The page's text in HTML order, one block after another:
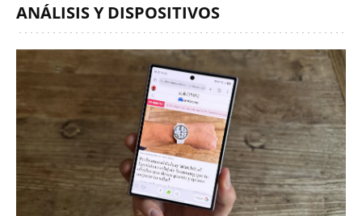
ANÁLISIS Y DISPOSITIVOS